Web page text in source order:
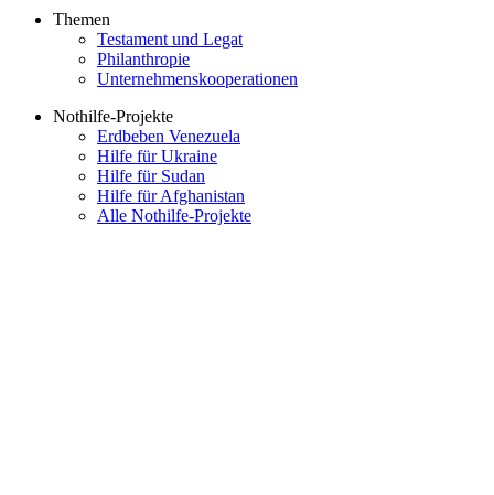
Themen
Testament und Legat
Philanthropie
Unternehmenskooperationen
Nothilfe-Projekte
Erdbeben Venezuela
Hilfe für Ukraine
Hilfe für Sudan
Hilfe für Afghanistan
Alle Nothilfe-Projekte